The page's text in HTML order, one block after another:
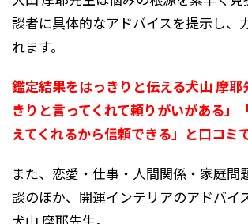
談者に具体的なアドバイスを提示し、
れます。
鑑定結果をはっきりと伝える犬山 摩耶
きりと言ってくれて頼りがいがある」
えてくれるから信頼できる」と口コミ
また、恋愛・仕事・人間関係・家庭問
談のほか、開運インテリアのアドバイ